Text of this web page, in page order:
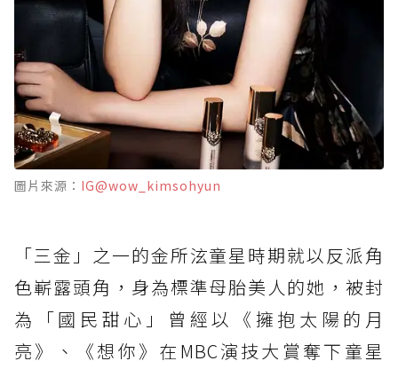
圖片來源： IG@wow_kimsohyun
「三金」之一的金所泫童星時期就以反派角
色嶄露頭角，身為標準母胎美人的她，被封
為「國民甜心」曾經以《擁抱太陽的月
亮》、《想你》在MBC演技大賞奪下童星